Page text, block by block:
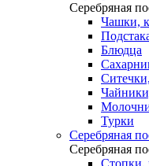
Серебряная
Чашки,
Блюдца
Турки
Серебряная
Серебряная
Стопки,